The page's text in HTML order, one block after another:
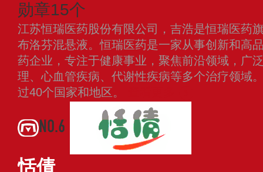
勋章15个
江苏恒瑞医药股份有限公司，吉浩是恒瑞医药
布洛芬混悬液。恒瑞医药是一家从事创新和高
药企业，专注于健康事业，聚焦前沿领域，广
理、心血管疾病、代谢性疾病等多个治疗领域
过40个国家和地区。
NO.6
恬倩